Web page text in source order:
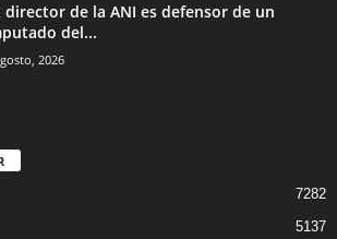
director de la ANI es defensor de un
del...
2026
7282
5137